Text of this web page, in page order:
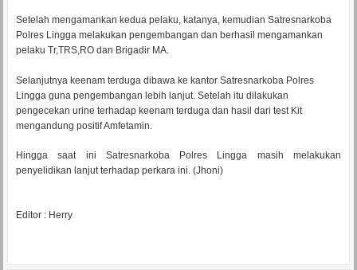
Setelah mengamankan kedua pelaku, katanya, kemudian Satresnarkoba
Polres Lingga melakukan pengembangan dan berhasil mengamankan
pelaku Tr,TRS,RO dan Brigadir MA.
Selanjutnya keenam terduga dibawa ke kantor Satresnarkoba Polres
Lingga guna pengembangan lebih lanjut. Setelah itu dilakukan
pengecekan urine terhadap keenam terduga dan hasil dari test Kit
mengandung positif Amfetamin.
Hingga saat ini Satresnarkoba Polres Lingga masih melakukan
penyelidikan lanjut terhadap perkara ini. (Jhoni)
Editor : Herry